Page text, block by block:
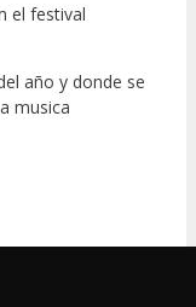
el festival
año y donde se
musica